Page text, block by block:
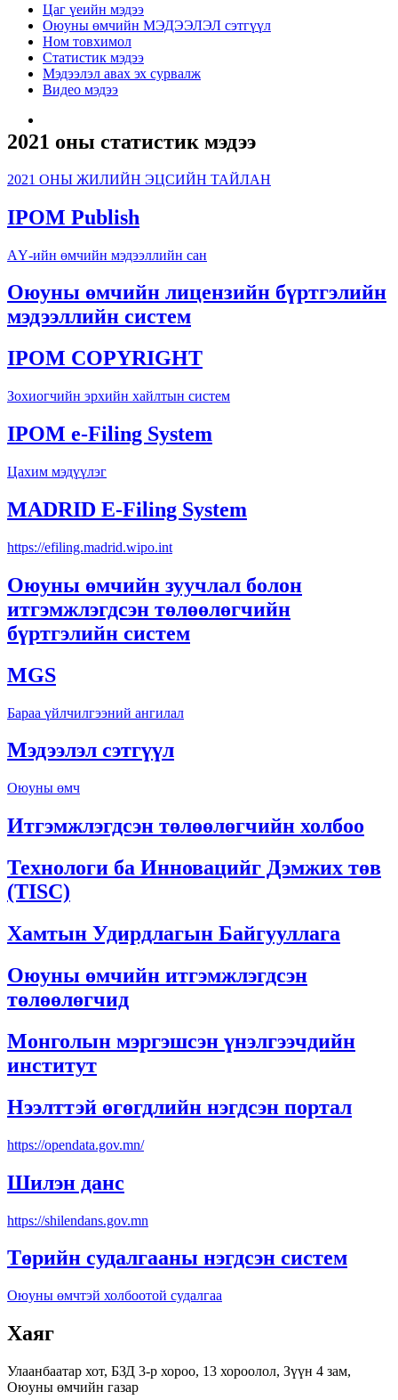
Цаг үеийн мэдээ
Оюуны өмчийн МЭДЭЭЛЭЛ сэтгүүл
Ном товхимол
Статистик мэдээ
Мэдээлэл авах эх сурвалж
Видео мэдээ
2021 оны статистик мэдээ
2021 ОНЫ ЖИЛИЙН ЭЦСИЙН ТАЙЛАН
IPOM Publish
АҮ-ийн өмчийн мэдээллийн сан
Оюуны өмчийн лицензийн бүртгэлийн
мэдээллийн систем
IPOM COPYRIGHT
Зохиогчийн эрхийн хайлтын систем
IPOM e-Filing System
Цахим мэдүүлэг
MADRID E-Filing System
https://efiling.madrid.wipo.int
Оюуны өмчийн зуучлал болон
итгэмжлэгдсэн төлөөлөгчийн
бүртгэлийн систем
MGS
Бараа үйлчилгээний ангилал
Мэдээлэл сэтгүүл
Оюуны өмч
Итгэмжлэгдсэн төлөөлөгчийн холбоо
Технологи ба Инновацийг Дэмжих төв
(TISC)
Хамтын Удирдлагын Байгууллага
Оюуны өмчийн итгэмжлэгдсэн
төлөөлөгчид
Монголын мэргэшсэн үнэлгээчдийн
институт
Нээлттэй өгөгдлийн нэгдсэн портал
https://opendata.gov.mn/
Шилэн данс
https://shilendans.gov.mn
Төрийн судалгааны нэгдсэн систем
Оюуны өмчтэй холбоотой судалгаа
Хаяг
Улаанбаатар хот, БЗД 3-р хороо, 13 хороолол, Зүүн 4 зам,
Оюуны өмчийн газар